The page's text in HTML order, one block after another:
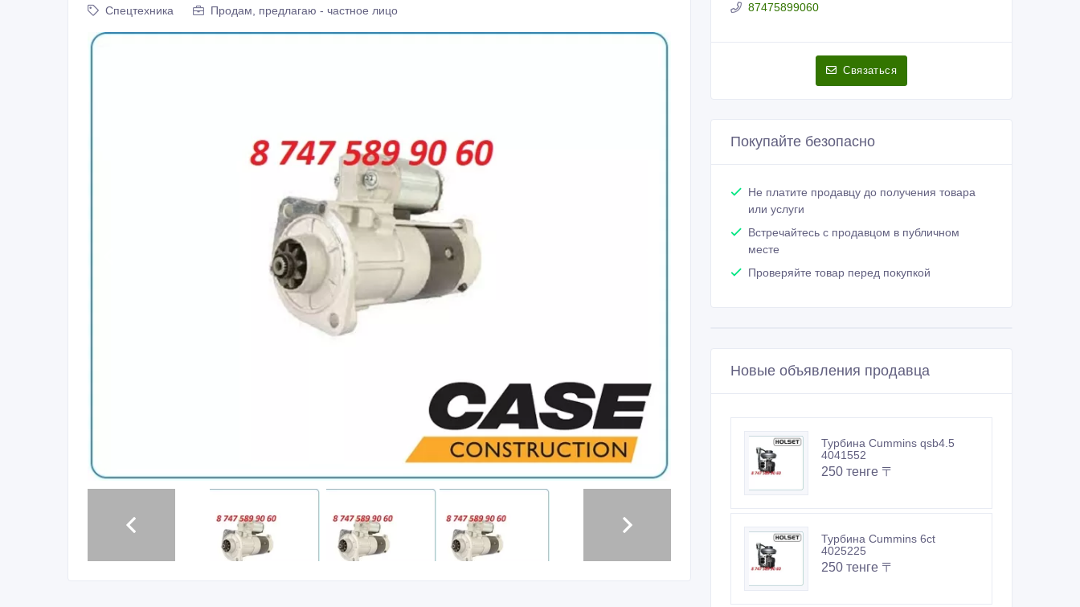
Спецтехника
Продам, предлагаю - частное лицо
87475899060
Связаться
Покупайте безопасно
Не платите продавцу до получения товара
или услуги
Встречайтесь с продавцом в публичном
месте
Проверяйте товар перед покупкой
Новые объявления продавца
Турбина Cummins qsb4.5
4041552
250 тенге 〒
Турбина Cummins 6ct
4025225
250 тенге 〒